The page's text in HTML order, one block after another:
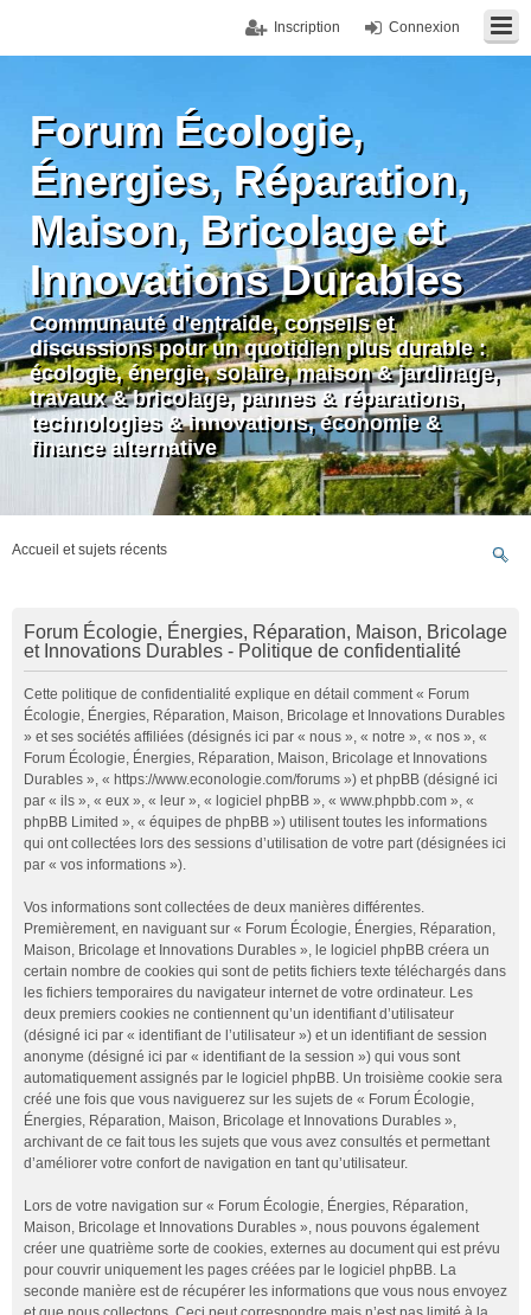
Connexion
Inscription
Forum Écologie,
Énergies, Réparation,
Maison, Bricolage et
Innovations Durables
Communauté d'entraide, conseils et
discussions pour un quotidien plus durable :
écologie, énergie, solaire, maison & jardinage,
travaux & bricolage, pannes & réparations,
technologies & innovations, économie &
finance alternative
Accueil et sujets récents
Forum Écologie, Énergies, Réparation, Maison, Bricolage
et Innovations Durables - Politique de confidentialité
Cette politique de confidentialité explique en détail comment « Forum
Écologie, Énergies, Réparation, Maison, Bricolage et Innovations Durables
» et ses sociétés affiliées (désignés ici par « nous », « notre », « nos », «
Forum Écologie, Énergies, Réparation, Maison, Bricolage et Innovations
Durables », « https://www.econologie.com/forums ») et phpBB (désigné ici
par « ils », « eux », « leur », « logiciel phpBB », « www.phpbb.com », «
phpBB Limited », « équipes de phpBB ») utilisent toutes les informations
qui ont collectées lors des sessions d’utilisation de votre part (désignées ici
par « vos informations »).
Vos informations sont collectées de deux manières différentes.
Premièrement, en naviguant sur « Forum Écologie, Énergies, Réparation,
Maison, Bricolage et Innovations Durables », le logiciel phpBB créera un
certain nombre de cookies qui sont de petits fichiers texte téléchargés dans
les fichiers temporaires du navigateur internet de votre ordinateur. Les
deux premiers cookies ne contiennent qu’un identifiant d’utilisateur
(désigné ici par « identifiant de l’utilisateur ») et un identifiant de session
anonyme (désigné ici par « identifiant de la session ») qui vous sont
automatiquement assignés par le logiciel phpBB. Un troisième cookie sera
créé une fois que vous naviguerez sur les sujets de « Forum Écologie,
Énergies, Réparation, Maison, Bricolage et Innovations Durables »,
archivant de ce fait tous les sujets que vous avez consultés et permettant
d’améliorer votre confort de navigation en tant qu’utilisateur.
Lors de votre navigation sur « Forum Écologie, Énergies, Réparation,
Maison, Bricolage et Innovations Durables », nous pouvons également
créer une quatrième sorte de cookies, externes au document qui est prévu
pour couvrir uniquement les pages créées par le logiciel phpBB. La
seconde manière est de récupérer les informations que vous nous envoyez